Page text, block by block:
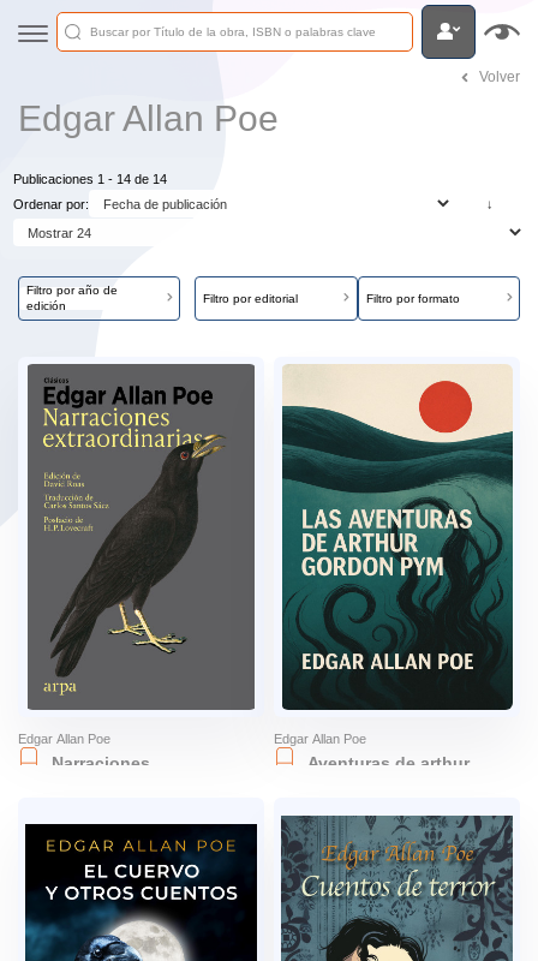
Volver
Edgar Allan Poe
Publicaciones 1 - 14 de 14
Ordenar por:
↓
Filtro por año de
edición
Filtro por editorial Filtro por formato
Edgar Allan Poe
Narraciones
Edgar Allan Poe
Aventuras de arthur